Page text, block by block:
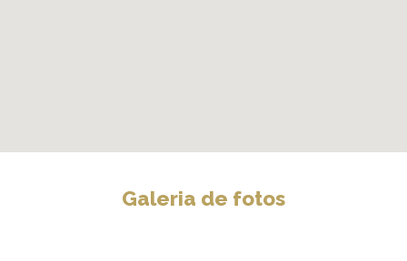
Galeria de fotos